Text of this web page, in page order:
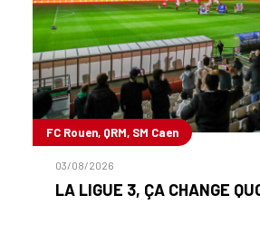
FC Rouen, QRM, SM Caen
03/08/2026
LA LIGUE 3, ÇA CHANGE